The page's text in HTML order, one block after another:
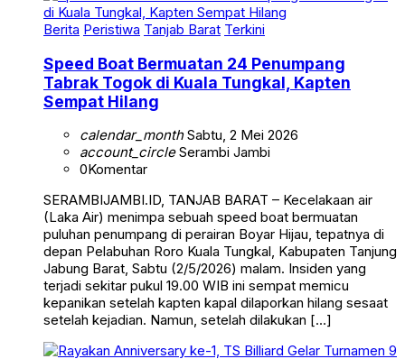
Berita Peristiwa Tanjab Barat Terkini
Speed Boat Bermuatan 24 Penumpang
Tabrak Togok di Kuala Tungkal, Kapten
Sempat Hilang
calendar_monthSabtu, 2 Mei 2026
account_circleSerambi Jambi
0Komentar
SERAMBIJAMBI.ID, TANJAB BARAT – Kecelakaan air
(Laka Air) menimpa sebuah speed boat bermuatan
puluhan penumpang di perairan Boyar Hijau, tepatnya di
depan Pelabuhan Roro Kuala Tungkal, Kabupaten Tanjung
Jabung Barat, Sabtu (2/5/2026) malam. Insiden yang
terjadi sekitar pukul 19.00 WIB ini sempat memicu
kepanikan setelah kapten kapal dilaporkan hilang sesaat
setelah kejadian. Namun, setelah dilakukan […]